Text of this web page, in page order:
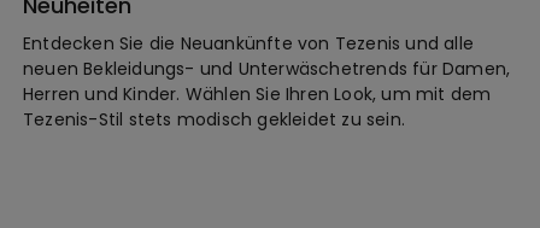
Entdecken Sie die Neuankünfte von Tezenis und alle
neuen Bekleidungs- und Unterwäschetrends für Damen,
Herren und Kinder. Wählen Sie Ihren Look, um mit dem
Tezenis-Stil stets modisch gekleidet zu sein.